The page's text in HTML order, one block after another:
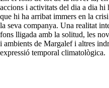
accions i activitats del dia a dia hi
que hi ha arribat immers en la
la seva companya. Una realitat
fons lligada amb la solitud, les
i ambients de Margalef i altres
expressió temporal climatològica.